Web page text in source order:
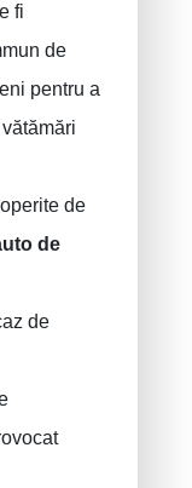
fi
de
pentru a
de
de
de